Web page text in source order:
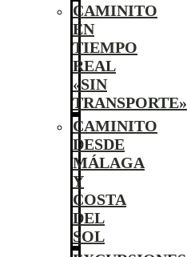
CAMINITO
EN
TIEMPO
REAL
«SIN
TRANSPORTE»
CAMINITO
DESDE
MÁLAGA
Y
COSTA
DEL
SOL